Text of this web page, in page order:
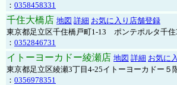
： 0358458331
千住大橋店 地図 詳細 お気に入り店舗登録
東京都足立区千住橋戸町1-13 ポンテポルタ千住
： 0352846731
イトーヨーカドー綾瀬店 地図 詳細 お気に
東京都足立区綾瀬3丁目4-25イトーヨーカドー５
： 0356978351